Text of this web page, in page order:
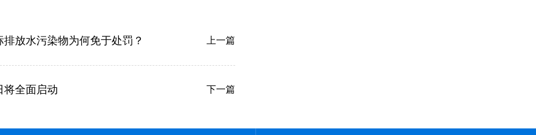
上一篇
放水污染物为何免于处罚？
下一篇
将全面启动